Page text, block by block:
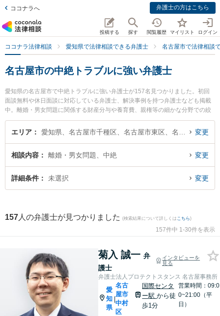
ココナラへ 弁護士の方はこちら
投稿する 探す 閲覧履歴 マイリスト ログイン
ココナラ法律相談 愛知県で法律相談できる弁護士 名古屋市で法律相談
名古屋市の中絶トラブルに強い弁護士
愛知県の名古屋市で中絶トラブルに強い弁護士が157名見つかりました。初回
面談無料や休日面談に対応している弁護士、解決事例を持つ弁護士なども掲載
中。離婚・男女問題に関係する財産分与や養育費、親権等の細かな分野での絞
り込み検索もでき便利です。特に弁護士法人プロテクトスタンス 名古屋事務所
の菊入 誠一弁護士や福島法律事務所の福島 正人弁護士、名古屋葵綜合法律事務
に弁護士に相談したい』『中絶トラブルのトラブル解決の実績豊富な近くの弁
護士を検索したい』『初回相談無料で中絶トラブルを法律相談できる名古屋市
内の弁護士に相談予約したい』などでお困りの相談者さんにおすすめです。
エリア 変更
相談内容 離婚・男女問題、中絶 変更
詳細条件 未選択 変更
157 人の弁護士が見つかりました (検索結果について詳しくは こちら)
157件中 1-30件を表示
菊入 誠一 弁
護士
インタビューを
見る
弁護士法人プロテクトスタンス 名古屋事務所
愛
知
県
|
名古
屋市
中村
区
国際センタ
ー駅から徒
歩1分
営業時間：09:0
0~21:00（平
日）